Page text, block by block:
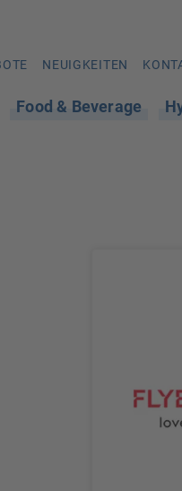
NEUIGKEITEN
Food & Beverage